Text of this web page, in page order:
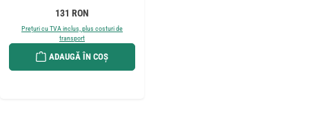
Preț obișnuit:
131 RON
Prețuri cu TVA inclus, plus costuri de
transport
ADAUGĂ ÎN COȘ